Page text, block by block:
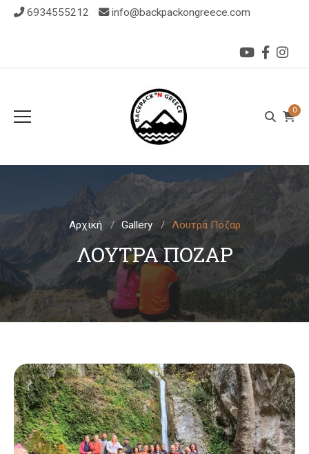
6934555212 info@backpackongreece.com
0
Αρχική Gallery Λουτρά Πόζαρ
ΛΟΥΤΡΆ ΠΌΖΑΡ